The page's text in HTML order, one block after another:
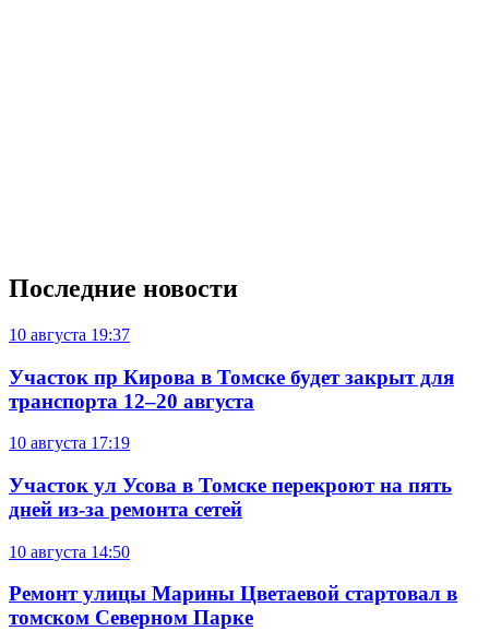
Последние новости
10 августа 19:37
Участок пр Кирова в Томске будет закрыт для
транспорта 12–20 августа
10 августа 17:19
Участок ул Усова в Томске перекроют на пять
дней из-за ремонта сетей
10 августа 14:50
Ремонт улицы Марины Цветаевой стартовал в
томском Северном Парке